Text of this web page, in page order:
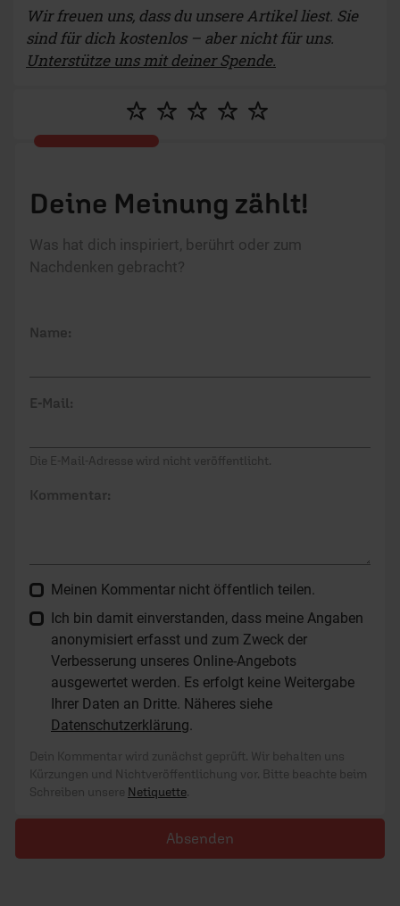
Wir freuen uns, dass du unsere Artikel liest. Sie
sind für dich kostenlos – aber nicht für uns.
Unterstütze uns mit deiner Spende.
Deine Meinung zählt!
Was hat dich inspiriert, berührt oder zum
Nachdenken gebracht?
Name:
E-Mail:
Die E-Mail-Adresse wird nicht veröffentlicht.
Kommentar:
Meinen Kommentar nicht öffentlich teilen.
Ich bin damit einverstanden, dass meine Angaben
anonymisiert erfasst und zum Zweck der
Verbesserung unseres Online-Angebots
ausgewertet werden. Es erfolgt keine Weitergabe
Ihrer Daten an Dritte. Näheres siehe
Datenschutzerklärung.
Dein Kommentar wird zunächst geprüft. Wir behalten uns
Kürzungen und Nichtveröffentlichung vor. Bitte beachte beim
Schreiben unsere Netiquette.
Absenden